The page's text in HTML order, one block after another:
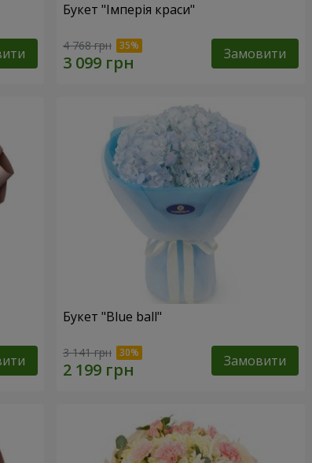
Букет "Імперія краси"
4 768 грн Замовити
Букет "Blue ball"
3 141 грн Замовити